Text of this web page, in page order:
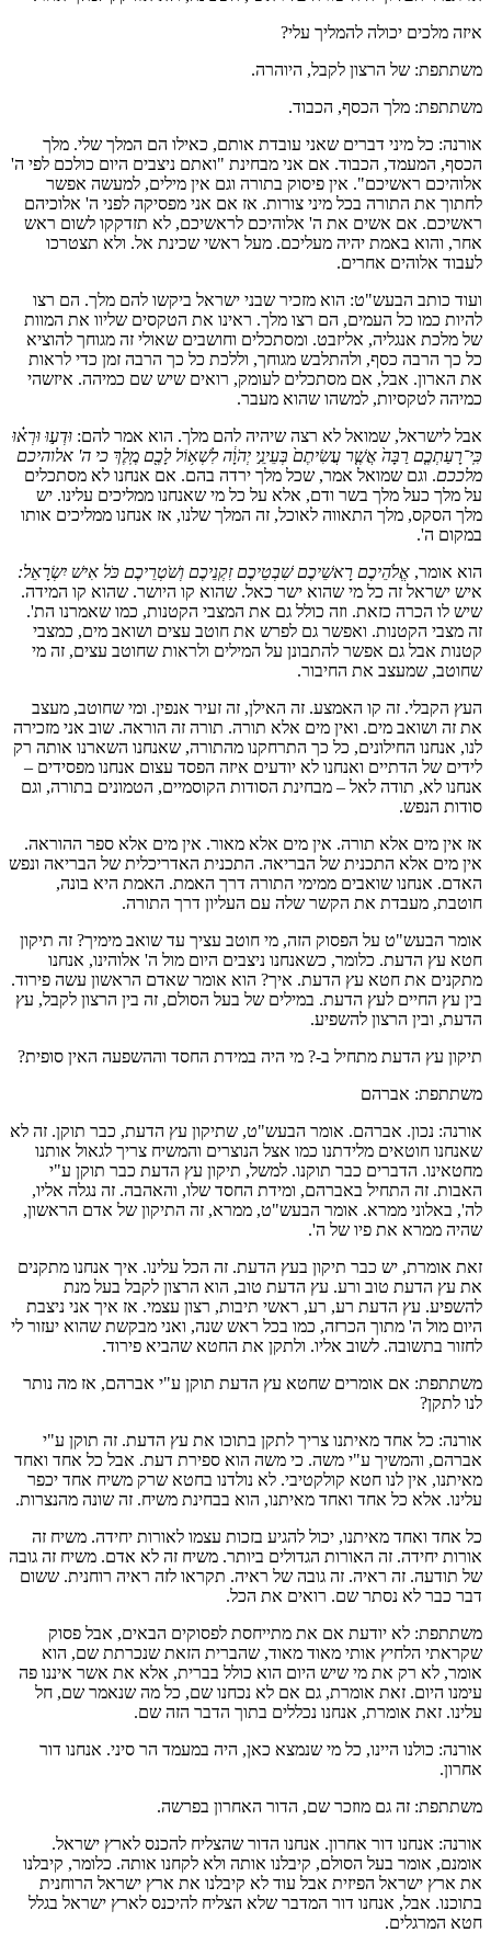
איזה מלכים יכולה להמליך עלי?
משתתפת: של הרצון לקבל, היוהרה.
משתתפת: מלך הכסף, הכבוד.
אורנה: כל מיני דברים שאני עובדת אותם, כאילו הם המלך שלי. מלך
הכסף, המעמד, הכבוד. אם אני מבחינת "ואתם ניצבים היום כולכם לפי ה'
אלוהיכם ראשיכם". אין פיסוק בתורה וגם אין מילים, למעשה אפשר
לחתוך את התורה בכל מיני צורות. אז אם אני מפסיקה לפני ה' אלוכיהם
ראשיכם. אם אשים את ה' אלוהיכם לראשיכם, לא תזדקקו לשום ראש
אחר, והוא באמת יהיה מעליכם. מעל ראשי שכינת אל. ולא תצטרכו
לעבוד אלוהים אחרים.
ועוד כותב הבעש"ט: הוא מזכיר שבני ישראל ביקשו להם מלך. הם רצו
להיות כמו כל העמים, הם רצו מלך. ראינו את הטקסים שליוו את המוות
של מלכת אנגליה, אליזבט. ומסתכלים וחושבים שאולי זה מגוחך להוציא
כל כך הרבה כסף, ולהתלבש מגוחך, וללכת כל כך הרבה זמן כדי לראות
את הארון. אבל, אם מסתכלים לעומק, רואים שיש שם כמיהה. איזשהי
כמיהה לטקסיות, למשהו שהוא מעבר.
אבל לישראל, שמואל לא רצה שיהיה להם מלך. הוא אמר להם: וּדְע֣וּ וּרְא֗וּ
כִּֽי־רָעַתְכֶ֤ם רַבָּה֙ אֲשֶׁ֤ר עֲשִׂיתֶם֙ בְּעֵינֵ֣י יְהֹוָ֔ה לִשְׁא֥וֹל לָכֶ֖ם מֶֽלֶךְ כי ה' אלוהיכם
מלככם. וגם שמואל אמר, שכל מלך ירדה בהם. אם אנחנו לא מסתכלים
על מלך כעל מלך בשר ודם, אלא על כל מי שאנחנו ממליכים עלינו. יש
מלך הסקס, מלך התאווה לאוכל, זה המלך שלנו, אז אנחנו ממליכים אותו
במקום ה'.
הוא אומר, אֱלֹהֵיכֶם רָאשֵׁיכֶם שִׁבְטֵיכֶם זִקְנֵיכֶם וְשֹׁטְרֵיכֶם כֹּל אִישׁ יִשְׂרָאֵל:
איש ישראל זה כל מי שהוא ישר כאל. שהוא קו היושר. שהוא קו המידה.
שיש לו הכרה כזאת. וזה כולל גם את המצבי הקטנות, כמו שאמרנו הת'.
זה מצבי הקטנות. ואפשר גם לפרש את חוטב עצים ושואב מים, כמצבי
קטנות אבל גם אפשר להתבונן על המילים ולראות שחוטב עצים, זה מי
שחוטב, שמעצב את החיבור.
העץ הקבלי. זה קו האמצע. זה האילן, זה זעיר אנפין. ומי שחוטב, מעצב
את זה ושואב מים. ואין מים אלא תורה. תורה זה הוראה. שוב אני מזכירה
לנו, אנחנו החילונים, כל כך התרחקנו מהתורה, שאנחנו השארנו אותה רק
לידים של הדתיים ואנחנו לא יודעים איזה הפסד עצום אנחנו מפסידים –
אנחנו לא, תודה לאל – מבחינת הסודות הקוסמיים, הטמונים בתורה, וגם
סודות הנפש.
אז אין מים אלא תורה. אין מים אלא מאור. אין מים אלא ספר ההוראה.
אין מים אלא התכנית של הבריאה. התכנית האדריכלית של הבריאה ונפש
האדם. אנחנו שואבים ממימי התורה דרך האמת. האמת היא בונה,
חוטבת, מעבדת את הקשר שלה עם העליון דרך התורה.
אומר הבעש"ט על הפסוק הזה, מי חוטב עציך עד שואב מימיך? זה תיקון
חטא עץ הדעת. כלומר, כשאנחנו ניצבים היום מול ה' אלוהינו, אנחנו
מתקנים את חטא עץ הדעת. איך? הוא אומר שאדם הראשון עשה פירוד.
בין עץ החיים לעץ הדעת. במילים של בעל הסולם, זה בין הרצון לקבל, עץ
הדעת, ובין הרצון להשפיע.
תיקון עץ הדעת מתחיל ב-? מי היה במידת החסד וההשפעה האין סופית?
משתתפת: אברהם
אורנה: נכון. אברהם. אומר הבעש"ט, שתיקון עץ הדעת, כבר תוקן. זה לא
שאנחנו חוטאים מלידתנו כמו אצל הנוצרים והמשיח צריך לגאול אותנו
מחטאינו. הדברים כבר תוקנו. למשל, תיקון עץ הדעת כבר תוקן ע"י
האבות. זה התחיל באברהם, ומידת החסד שלו, והאהבה. זה נגלה אליו,
לה', באלוני ממרא. אומר הבעש"ט, ממרא, זה התיקון של אדם הראשון,
שהיה ממרא את פיו של ה'.
זאת אומרת, יש כבר תיקון בעץ הדעת. זה הכל עלינו. איך אנחנו מתקנים
את עץ הדעת טוב ורע. עץ הדעת טוב, הוא הרצון לקבל בעל מנת
להשפיע. עץ הדעת רע, רע, ראשי תיבות, רצון עצמי. אז איך אני ניצבת
היום מול ה' מתוך הכרזה, כמו בכל ראש שנה, ואני מבקשת שהוא יעזור לי
לחזור בתשובה. לשוב אליו. ולתקן את החטא שהביא פירוד.
משתתפת: אם אומרים שחטא עץ הדעת תוקן ע"י אברהם, אז מה נותר
לנו לתקן?
אורנה: כל אחד מאיתנו צריך לתקן בתוכו את עץ הדעת. זה תוקן ע"י
אברהם, והמשיך ע"י משה. כי משה הוא ספירת דעת. אבל כל אחד ואחד
מאיתנו, אין לנו חטא קולקטיבי. לא נולדנו בחטא שרק משיח אחד יכפר
עלינו. אלא כל אחד ואחד מאיתנו, הוא בבחינת משיח. זה שונה מהנצרות.
כל אחד ואחד מאיתנו, יכול להגיע בזכות עצמו לאורות יחידה. משיח זה
אורות יחידה. זה האורות הגדולים ביותר. משיח זה לא אדם. משיח זה גובה
של תודעה. זה ראיה. זה גובה של ראיה. תקראו לזה ראיה רוחנית. ששום
דבר כבר לא נסתר שם. רואים את הכל.
משתתפת: לא יודעת אם את מתייחסת לפסוקים הבאים, אבל פסוק
שקראתי הלחיץ אותי מאוד מאוד, שהברית הזאת שנכרתת שם, הוא
אומר, לא רק את מי שיש היום הוא כולל בברית, אלא את אשר איננו פה
עימנו היום. זאת אומרת, גם אם לא נכחנו שם, כל מה שנאמר שם, חל
עלינו. זאת אומרת, אנחנו נכללים בתוך הדבר הזה שם.
אורנה: כולנו היינו, כל מי שנמצא כאן, היה במעמד הר סיני. אנחנו דור
אחרון.
משתתפת: זה גם מוזכר שם, הדור האחרון בפרשה.
אורנה: אנחנו דור אחרון. אנחנו הדור שהצליח להכנס לארץ ישראל.
אומנם, אומר בעל הסולם, קיבלנו אותה ולא לקחנו אותה. כלומר, קיבלנו
את ארץ ישראל הפיזית אבל עוד לא קיבלנו את ארץ ישראל הרוחנית
בתוכנו. אבל, אנחנו דור המדבר שלא הצליח להיכנס לארץ ישראל בגלל
חטא המרגלים.